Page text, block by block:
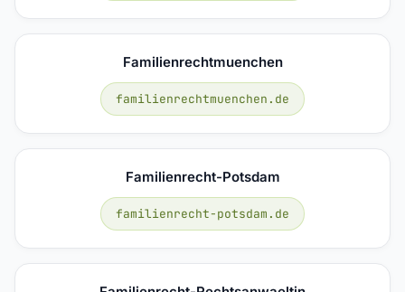
Familienrechtmuenchen
familienrechtmuenchen.de
Familienrecht-Potsdam
familienrecht-potsdam.de